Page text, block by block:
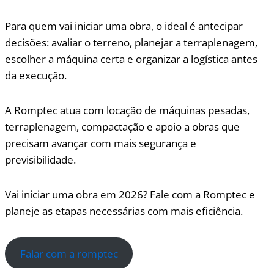
Para quem vai iniciar uma obra, o ideal é antecipar
decisões: avaliar o terreno, planejar a terraplenagem,
escolher a máquina certa e organizar a logística antes
da execução.
A Romptec atua com locação de máquinas pesadas,
terraplenagem, compactação e apoio a obras que
precisam avançar com mais segurança e
previsibilidade.
Vai iniciar uma obra em 2026? Fale com a Romptec e
planeje as etapas necessárias com mais eficiência.
Falar com a romptec